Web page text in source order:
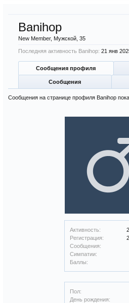
Активность:
Регистрация:
Сообщения:
Симпатии:
Баллы:
Пол:
День рождения:
Banihop
New Member, Мужской, 35
Последняя активность Banihop: 21 янв
Сообщения профиля
Сообщения
Сообщения на странице профиля Banihop пока